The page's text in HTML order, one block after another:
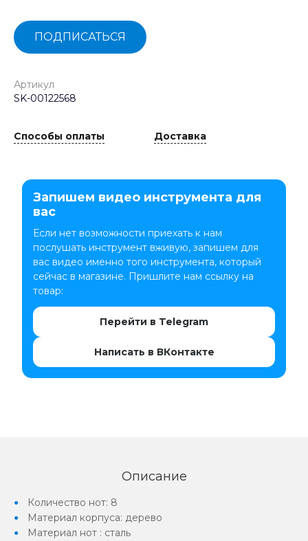
ПОДПИСАТЬСЯ
Артикул
SK-00122568
Способы оплаты Доставка
Запишем видео инструмента для
вас
Если нет возможности приехать к нам
послушать инструмент вживую, запишем для
вас видео именно того инструмента, который
сейчас в магазине. Пришлите нам ссылку на
товар:
Перейти в Telegram
Написать в ВКонтакте
Описание
Количество нот: 8
Материал корпуса: дерево
Материал нот : сталь